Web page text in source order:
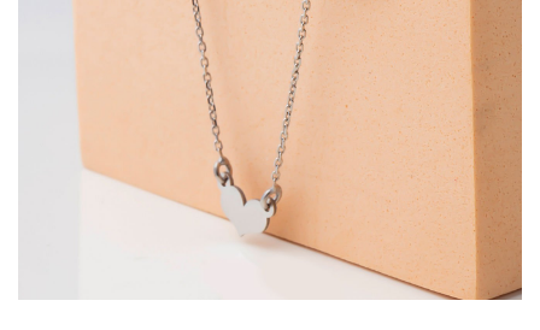
Swarovski Gümüş
Takılar